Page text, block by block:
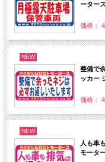
ーター
価格：
NEW
整備で
ッカー
価格：
NEW
人も車
モータ